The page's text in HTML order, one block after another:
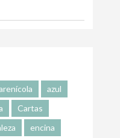
azul
Cartas
encina